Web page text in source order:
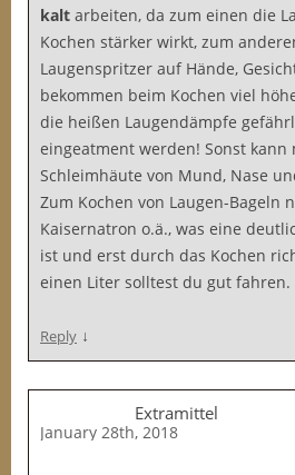
kalt arbeiten, da zum einen die
Kochen stärker wirkt, zum
Laugenspritzer auf Hände,
bekommen beim Kochen viel
die heißen Laugendämpfe
eingeatment werden! Sonst kann
Schleimhäute von Mund, Nase
Zum Kochen von Laugen-Bageln
Kaisernatron o.ä., was eine
ist und erst durch das Kochen
einen Liter solltest du gut fahren.
Reply ↓
Extramittel
January 28th, 2018